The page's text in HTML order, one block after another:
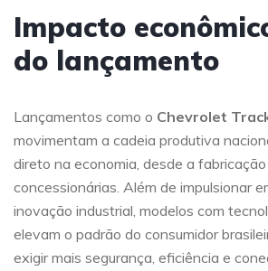
Impacto
do lançamento
Lançamentos como o Chevrolet
movimentam a cadeia produtiva
direto na economia, desde a
concessionárias. Além de impulsionar
inovação industrial, modelos com
elevam o padrão do consumidor
exigir mais segurança, eficiência e